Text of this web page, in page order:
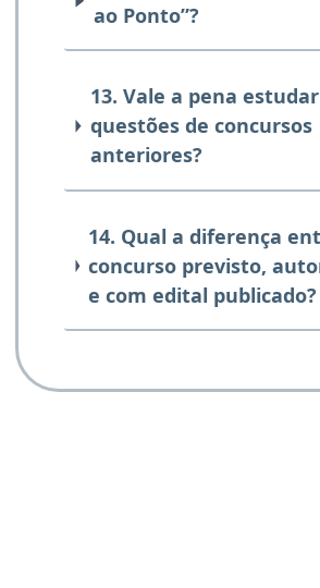
ao Ponto”?
13. Vale a pena
questões de concursos
anteriores?
14. Qual a diferença
concurso previsto,
e com edital publicado?